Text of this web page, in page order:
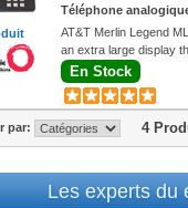
Téléphone
AT&T Merlin Legend
an extra large display
En Stock
par: 4
Les experts du